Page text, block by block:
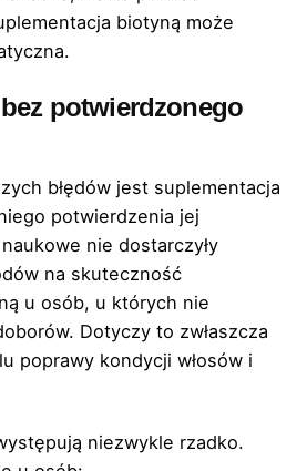
biotyną może
potwierdzonego
błędów jest suplementacja
potwierdzenia jej
nie dostarczyły
na skuteczność
u osób, u których nie
Dotyczy to zwłaszcza
poprawy kondycji włosów i
niezwykle rzadko.